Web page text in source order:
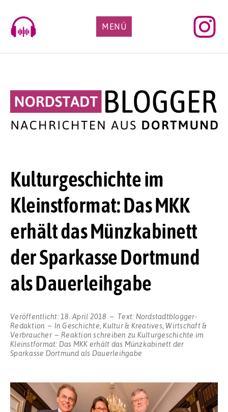
content
MENÜ
Kulturgeschichte im
Kleinstformat: Das MKK
erhält das Münzkabinett
der Sparkasse Dortmund
als Dauerleihgabe
Veröffentlicht: 18. April 2018 Text: Nordstadtblogger-
Redaktion
InGeschichte,Kultur & Kreatives,Wirtschaft &
Verbraucher
Reaktion schreiben zu Kulturgeschichte im
Kleinstformat: Das MKK erhält das Münzkabinett der
Sparkasse Dortmund als Dauerleihgabe